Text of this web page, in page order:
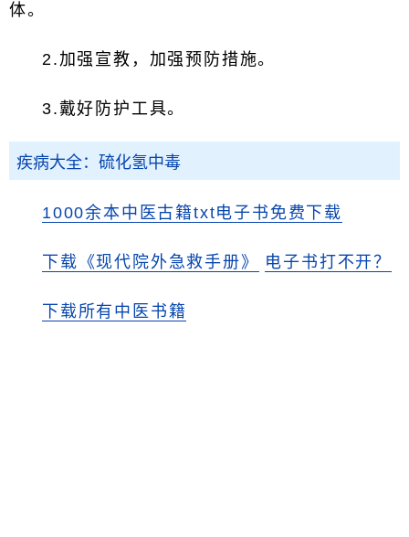
体。
2.加强宣教，加强预防措施。
3.戴好防护工具。
疾病大全：硫化氢中毒
1000余本中医古籍txt电子书免费下载
下载《现代院外急救手册》 电子书打不开？
下载所有中医书籍